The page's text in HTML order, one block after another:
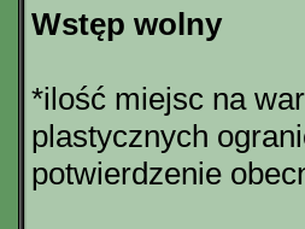
Wstęp wolny
*ilość miejsc na
plastycznych
potwierdzenie